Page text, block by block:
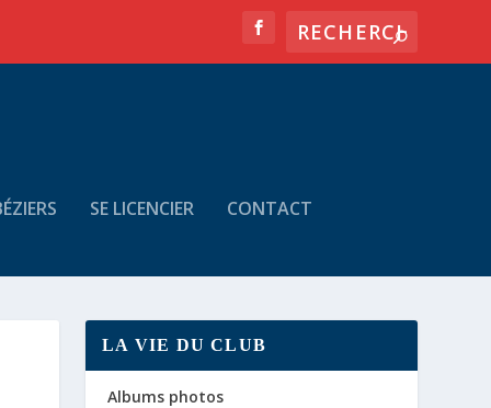
SE LICENCIER CONTACT
LA VIE DU CLUB
Albums photos